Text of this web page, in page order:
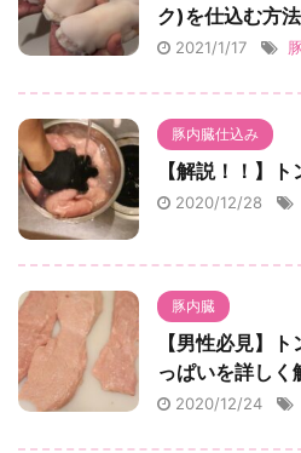
ク)を仕込む方法
2021/1/17
豚内臓仕込み
【解説！！】
2020/12/28
豚内臓
【男性必見】
っぱいを詳しく
2020/12/24